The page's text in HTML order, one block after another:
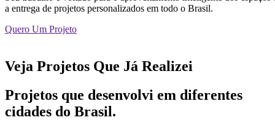
a entrega de projetos personalizados em todo o Brasil.
Quero Um Projeto
Veja Projetos Que Já Realizei
Projetos que desenvolvi em diferentes
cidades do Brasil.